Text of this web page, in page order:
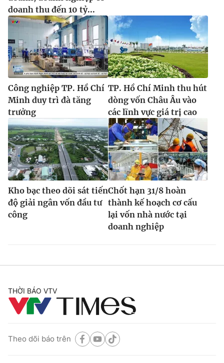
doanh thu đến 10 tỷ...
Công nghiệp TP. Hồ Chí
Minh duy trì đà tăng
trưởng
TP. Hồ Chí Minh thu hút
dòng vốn Châu Âu vào
các lĩnh vực giá trị cao
Kho bạc theo dõi sát tiến
độ giải ngân vốn đầu tư
công
Chốt hạn 31/8 hoàn
thành kế hoạch cơ cấu
lại vốn nhà nước tại
doanh nghiệp
THỜI BÁO VTV
Theo dõi báo trên